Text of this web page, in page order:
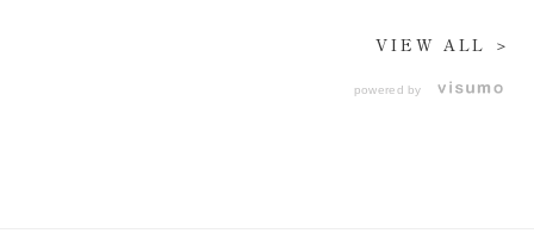
powered by
VIEW ALL ＞